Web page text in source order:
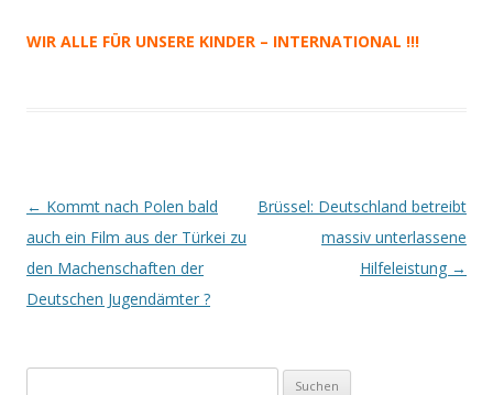
WIR ALLE FÜR UNSERE KINDER – INTERNATIONAL !!!
Beitrags-
Navigation
← Kommt nach Polen bald
auch ein Film aus der Türkei zu
den Machenschaften der
Deutschen Jugendämter ?
Brüssel: Deutschland betreibt
massiv unterlassene
Hilfeleistung →